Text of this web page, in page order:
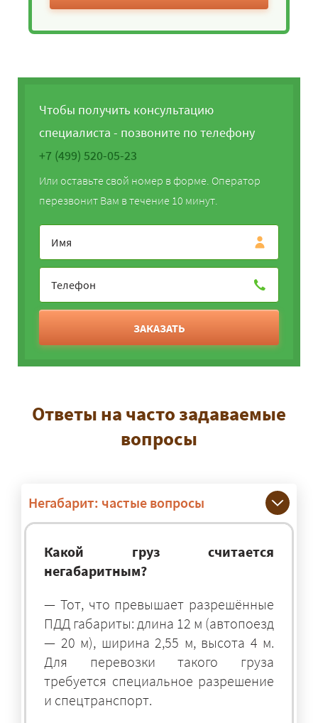
Чтобы получить консультацию
специалиста - позвоните по телефону
+7 (499) 520-05-23
Или оставьте свой номер в форме. Оператор
перезвонит Вам в течение 10 минут.
ЗАКАЗАТЬ
Ответы на часто задаваемые
вопросы
Негабарит: частые вопросы
Какой груз считается
негабаритным?
— Тот, что превышает разрешённые
ПДД габариты: длина 12 м (автопоезд
— 20 м), ширина 2,55 м, высота 4 м.
Для перевозки такого груза
требуется специальное разрешение
и спецтранспорт.